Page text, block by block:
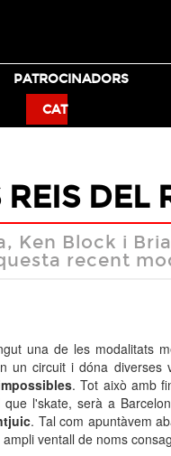
PATROCINADORS
CAT
REIS DEL
Ken Block i
recent
una de les modalitats
un circuit i dóna diverses
. Tot això amb
que l'skate, serà a
. Tal com apuntàvem
ventall de noms